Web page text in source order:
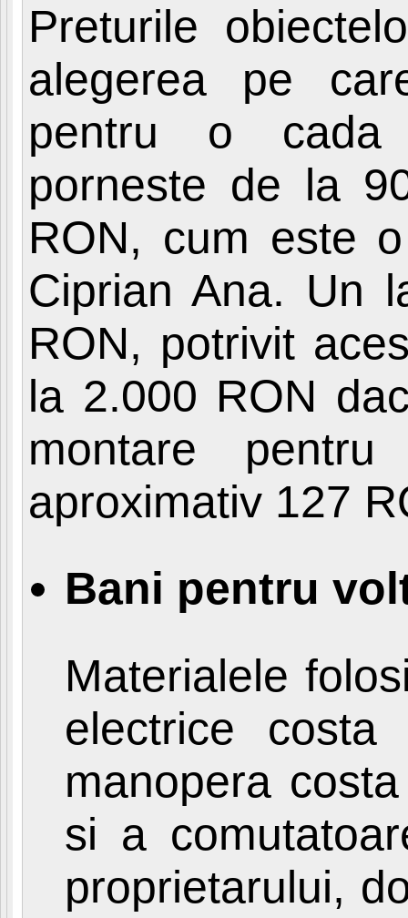
Preturile
alegerea pe
pentru o cada
porneste de la
RON, cum este
Ciprian Ana. Un
RON, potrivit
la 2.000 RON
montare
aproximativ 127
Bani pentru
Materialele
electrice
manopera
si a
proprietarului,